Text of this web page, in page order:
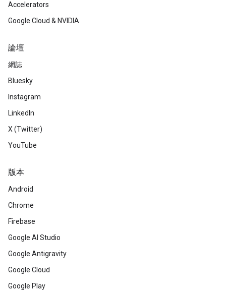
Accelerators
Google Cloud & NVIDIA
論壇
網誌
Bluesky
Instagram
LinkedIn
X (Twitter)
YouTube
版本
Android
Chrome
Firebase
Google AI Studio
Google Antigravity
Google Cloud
Google Play